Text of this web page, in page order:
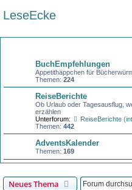
LeseEcke
BuchEmpfehlungen
Appetithäppchen für
Themen: 224
ReiseBerichte
Ob Urlaub oder Tagesausflug,
erzählen
Unterforum:
ReiseBerichte
Themen: 442
AdventsKalender
Themen: 169
Neues Thema